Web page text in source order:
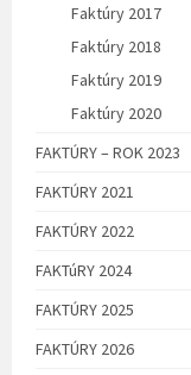
Faktúry 2017
Faktúry 2018
Faktúry 2019
Faktúry 2020
FAKTÚRY – ROK 2023
FAKTÚRY 2021
FAKTÚRY 2022
FAKTúRY 2024
FAKTÚRY 2025
FAKTÚRY 2026